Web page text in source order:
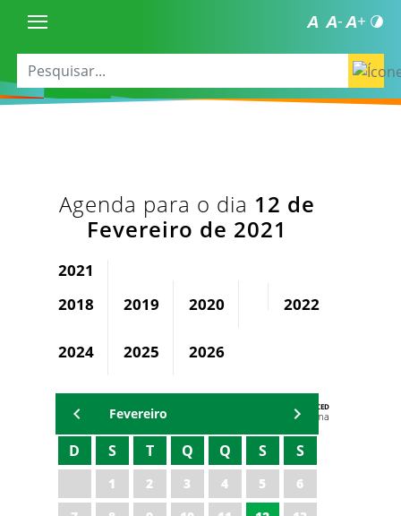
Agenda para o dia 12 de
Fevereiro de 2021
2021
2018
2019 2020 2022
2024 2025 2026
AGENDA DA CODED/CED
Vagna Lima
Fevereiro
D S T Q Q S S
1 2 3 4 5
6